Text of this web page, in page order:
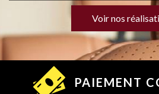
Voir nos
PAIEMENT